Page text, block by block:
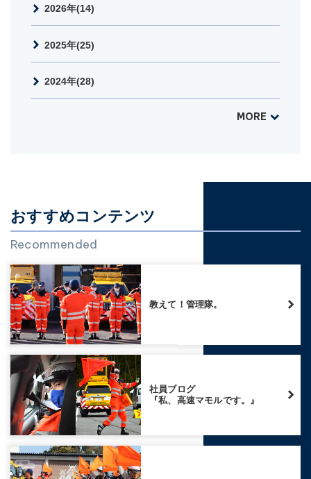
2026年(14)
2025年(25)
2024年(28)
MORE
おすすめコンテンツ
Recommended
教えて！管理隊。
社員ブログ
『私、高速マモルです。』